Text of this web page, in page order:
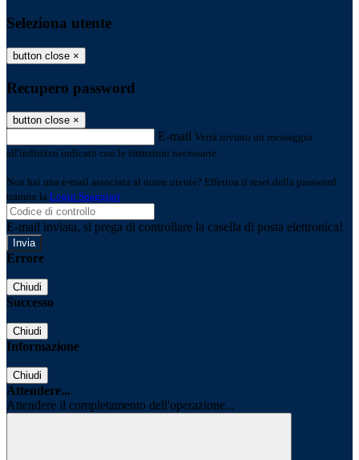
Seleziona utente
button close ×
Recupero password
button close ×
E-mail Verrà inviato un messaggio
all'indirizzo indicato con le istruzioni necessarie.
Non hai una e-mail associata al nome utente? Effettua il reset della password
tramite la Login Spaggiari
E-mail inviata, si prega di controllare la casella di posta elettronica!
Errore
Chiudi
Successo
Chiudi
Informazione
Chiudi
Attendere...
Attendere il completamento dell'operazione...